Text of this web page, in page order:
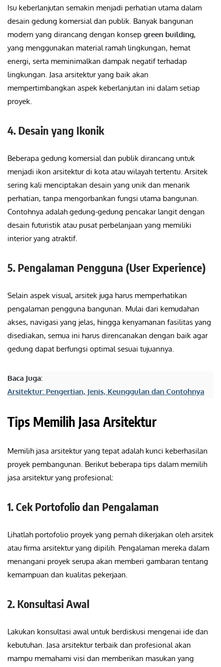
Isu keberlanjutan semakin menjadi perhatian utama dalam
desain gedung komersial dan publik. Banyak bangunan
modern yang dirancang dengan konsep green building,
yang menggunakan material ramah lingkungan, hemat
energi, serta meminimalkan dampak negatif terhadap
lingkungan. Jasa arsitektur yang baik akan
mempertimbangkan aspek keberlanjutan ini dalam setiap
proyek.
4. Desain yang Ikonik
Beberapa gedung komersial dan publik dirancang untuk
menjadi ikon arsitektur di kota atau wilayah tertentu. Arsitek
sering kali menciptakan desain yang unik dan menarik
perhatian, tanpa mengorbankan fungsi utama bangunan.
Contohnya adalah gedung-gedung pencakar langit dengan
desain futuristik atau pusat perbelanjaan yang memiliki
interior yang atraktif.
5. Pengalaman Pengguna (User Experience)
Selain aspek visual, arsitek juga harus memperhatikan
pengalaman pengguna bangunan. Mulai dari kemudahan
akses, navigasi yang jelas, hingga kenyamanan fasilitas yang
disediakan, semua ini harus direncanakan dengan baik agar
gedung dapat berfungsi optimal sesuai tujuannya.
Baca Juga:
Arsitektur: Pengertian, Jenis, Keunggulan dan Contohnya
Tips Memilih Jasa Arsitektur
Memilih jasa arsitektur yang tepat adalah kunci keberhasilan
proyek pembangunan. Berikut beberapa tips dalam memilih
jasa arsitektur yang profesional:
1. Cek Portofolio dan Pengalaman
Lihatlah portofolio proyek yang pernah dikerjakan oleh arsitek
atau firma arsitektur yang dipilih. Pengalaman mereka dalam
menangani proyek serupa akan memberi gambaran tentang
kemampuan dan kualitas pekerjaan.
2. Konsultasi Awal
Lakukan konsultasi awal untuk berdiskusi mengenai ide dan
kebutuhan. Jasa arsitektur terbaik dan profesional akan
mampu memahami visi dan memberikan masukan yang